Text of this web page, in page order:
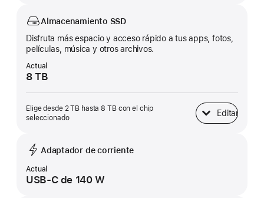
Almacenamiento SSD
Disfruta más espacio y acceso rápido a tus apps, fotos,
películas, música y otros archivos.
Actual
8 TB
Elige desde 2 TB hasta 8 TB con el chip
seleccionado
Editar
Almacenamiento
Adaptador de corriente
Actual
USB‑C de 140 W